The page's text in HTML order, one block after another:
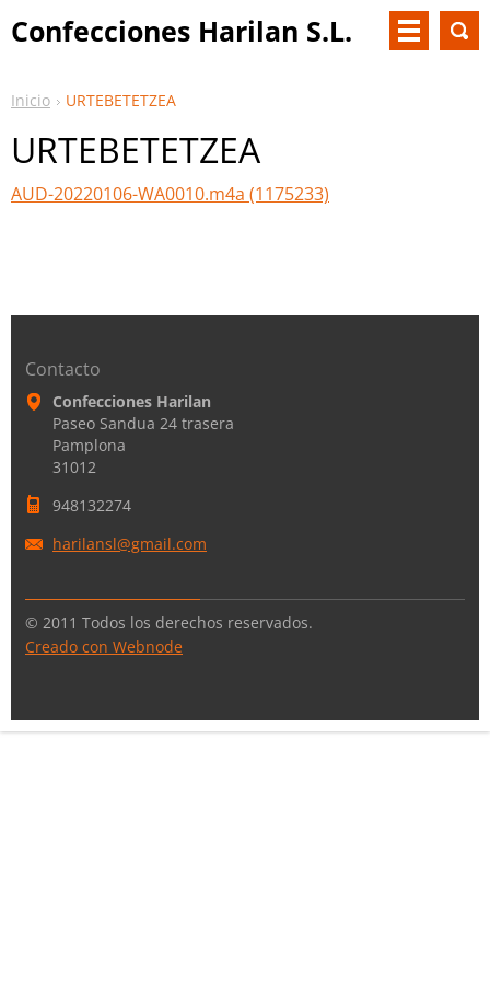
Confecciones Harilan S.L.
Inicio URTEBETETZEA
URTEBETETZEA
AUD-20220106-WA0010.m4a (1175233)
Contacto
Confecciones Harilan
Paseo Sandua 24 trasera
Pamplona
31012
948132274
harilansl@gmail.com
© 2011 Todos los derechos reservados.
Creado con Webnode